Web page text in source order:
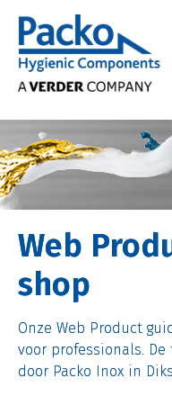
Web
shop
Onze Web Product
voor professionals.
door Packo Inox in